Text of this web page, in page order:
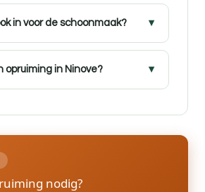
in voor de schoonmaak?
opruiming in Ninove?
nodig?